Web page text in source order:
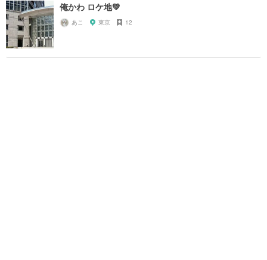
俺かわ ロケ地💚
あこ 東京 12